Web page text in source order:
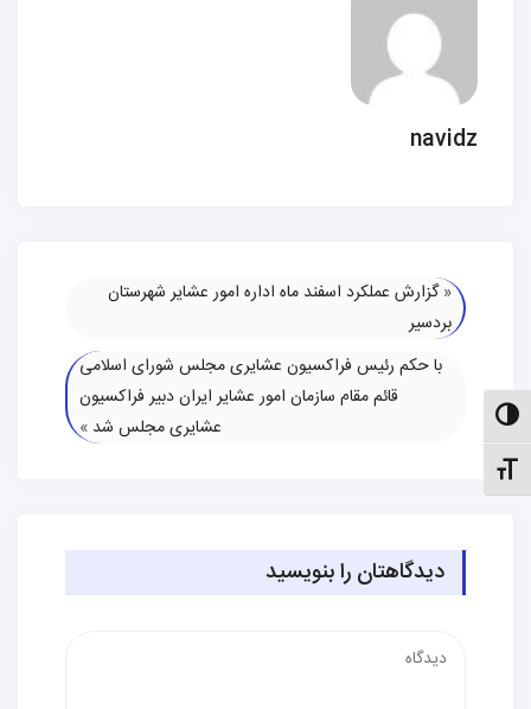
حالت کنتراست بالا
تنظیم اندازهٔ فونت
navidz
«گزارش عملکرد اسفند ماه اداره امور عشایر شهرستان
بردسیر
با حکم رئیس فراکسیون عشایری مجلس شورای اسلامی
قائم مقام سازمان امور عشایر ایران دبیر فراکسیون
عشایری مجلس شد »
دیدگاهتان را بنویسید